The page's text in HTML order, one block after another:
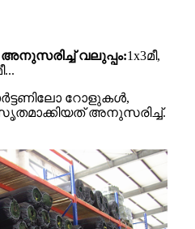
വലുപ്പം:1x3മീ,
റോളുകൾ,
അനുസരിച്ച്.